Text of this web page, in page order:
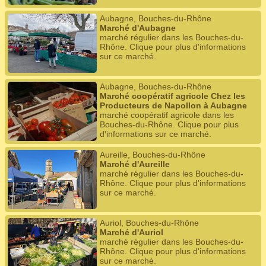
Aubagne, Bouches-du-Rhône
Marché d'Aubagne
marché régulier dans les Bouches-du-
Rhône. Clique pour plus d'informations
sur ce marché.
Aubagne, Bouches-du-Rhône
Marché coopératif agricole Chez les
Producteurs de Napollon à Aubagne
marché coopératif agricole dans les
Bouches-du-Rhône. Clique pour plus
d'informations sur ce marché.
Aureille, Bouches-du-Rhône
Marché d'Aureille
marché régulier dans les Bouches-du-
Rhône. Clique pour plus d'informations
sur ce marché.
Auriol, Bouches-du-Rhône
Marché d'Auriol
marché régulier dans les Bouches-du-
Rhône. Clique pour plus d'informations
sur ce marché.